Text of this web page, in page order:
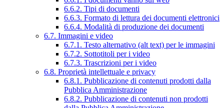
6.6.2. Tipi di documenti
6.6.3. Formato di lettura dei documenti elettronici
6.6.4. Modalità di produzione dei documenti
6.7. Immagini e video
6.7.1. Testo alternativo (alt text) per le immagini
6.7.2. Sottotitoli per i video
6.7.3. Trascrizioni per i video
6.8. Proprietà intellettuale e privacy
6.8.1. Pubblicazione di contenuti prodotti dalla
Pubblica Amministrazione
6.8.2. Pubblicazione di contenuti non prodotti